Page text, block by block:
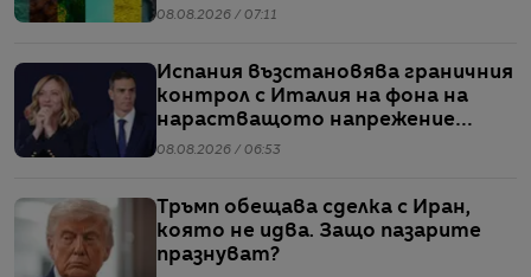
08.08.2026 / 07:11
Испания възстановява граничния
контрол с Италия на фона на
нарастващото напрежение
заради мигрантите
08.08.2026 / 06:53
Тръмп обещава сделка с Иран,
която не идва. Защо пазарите
празнуват?